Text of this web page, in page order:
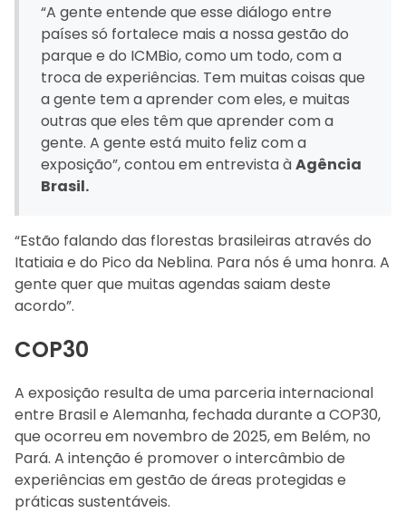
“A gente entende que esse diálogo entre
países só fortalece mais a nossa gestão do
parque e do ICMBio, como um todo, com a
troca de experiências. Tem muitas coisas que
a gente tem a aprender com eles, e muitas
outras que eles têm que aprender com a
gente. A gente está muito feliz com a
exposição”, contou em entrevista àAgência
Brasil.
“Estão falando das florestas brasileiras através do
Itatiaia e do Pico da Neblina. Para nós é uma honra. A
gente quer que muitas agendas saiam deste
acordo”.
COP30
A exposição resulta de uma parceria internacional
entre Brasil e Alemanha, fechada durante a COP30,
que ocorreu em novembro de 2025, em Belém, no
Pará. A intenção é promover o intercâmbio de
experiências em gestão de áreas protegidas e
práticas sustentáveis.